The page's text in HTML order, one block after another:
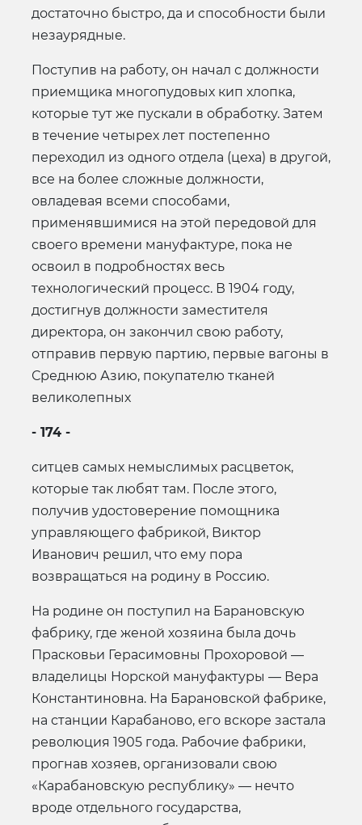
достаточно быстро, да и способности были
незаурядные.
Поступив на работу, он начал с должности
приемщика многопудовых кип хлопка,
которые тут же пускали в обработку. Затем
в течение четырех лет постепенно
переходил из одного отдела (цеха) в другой,
все на более сложные должности,
овладевая всеми способами,
применявшимися на этой передовой для
своего времени мануфактуре, пока не
освоил в подробностях весь
технологический процесс. В 1904 году,
достигнув должности заместителя
директора, он закончил свою работу,
отправив первую партию, первые вагоны в
Среднюю Азию, покупателю тканей
великолепных
- 174 -
ситцев самых немыслимых расцветок,
которые так любят там. После этого,
получив удостоверение помощника
управляющего фабрикой, Виктор
Иванович решил, что ему пора
возвращаться на родину в Россию.
На родине он поступил на Барановскую
фабрику, где женой хозяина была дочь
Прасковьи Герасимовны Прохоровой —
владелицы Норской мануфактуры — Вера
Константиновна. На Барановской фабрике,
на станции Карабаново, его вскоре застала
революция 1905 года. Рабочие фабрики,
прогнав хозяев, организовали свою
«Карабановскую республику» — нечто
вроде отдельного государства,